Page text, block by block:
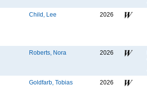
Child, Lee 2026
Roberts, Nora 2026
Goldfarb, Tobias 2026